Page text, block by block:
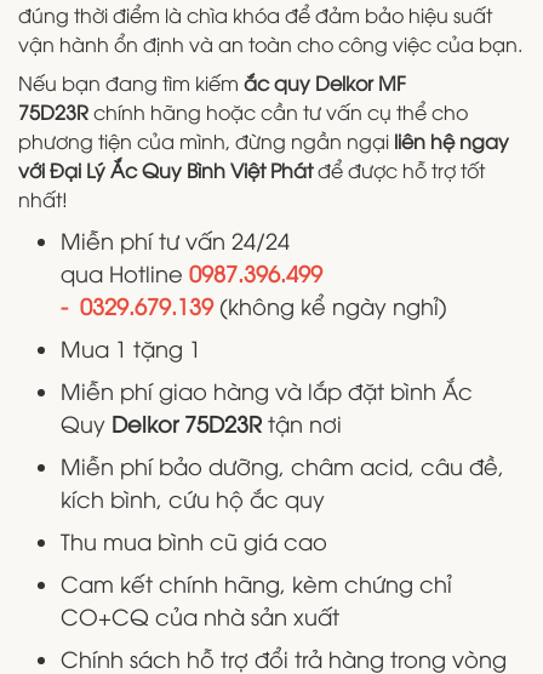
đúng thời điểm là chìa khóa để đảm bảo hiệu suất
vận hành ổn định và an toàn cho công việc của bạn.
Nếu bạn đang tìm kiếm ắc quy Delkor MF
75D23Rchính hãng hoặc cần tư vấn cụ thể cho
phương tiện của mình, đừng ngần ngại liên hệ ngay
với Đại Lý Ắc Quy Bình Việt Phátđể được hỗ trợ tốt
nhất!
Miễn phí tư vấn 24/24
qua Hotline 0987.396.499
- 0329.679.139 (không kể ngày nghỉ)
Mua 1 tặng 1
Miễn phí giao hàng và lắp đặt bình Ắc
Quy Delkor 75D23R tận nơi
Miễn phí bảo dưỡng, châm acid, câu đề,
kích bình, cứu hộ ắc quy
Thu mua bình cũ giá cao
Cam kết chính hãng, kèm chứng chỉ
CO+CQ của nhà sản xuất
Chính sách hỗ trợ đổi trả hàng trong vòng